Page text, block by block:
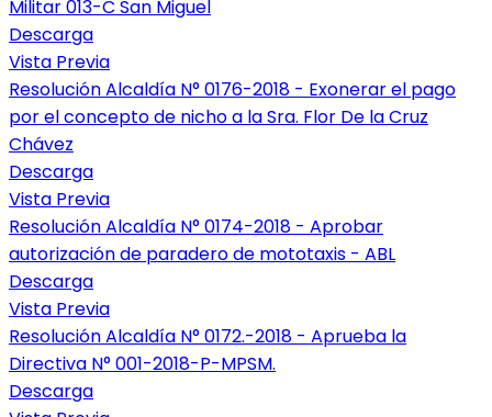
Militar 013-C San Miguel
Descarga
Vista Previa
Resolución Alcaldía N° 0176-2018 - Exonerar el pago
por el concepto de nicho a la Sra. Flor De la Cruz
Chávez
Descarga
Vista Previa
Resolución Alcaldía N° 0174-2018 - Aprobar
autorización de paradero de mototaxis - ABL
Descarga
Vista Previa
Resolución Alcaldía N° 0172.-2018 - Aprueba la
Directiva N° 001-2018-P-MPSM.
Descarga